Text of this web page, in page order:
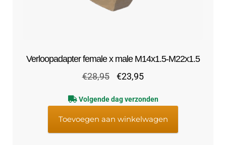
Verloopadapter female x male M14x1.5-M22x1.5
€28,95
Oorspronkelijke
was:
€28,95.
€23,95Huidige
is:
€23,95.
Volgende dag verzonden
Toevoegen aan winkelwagen